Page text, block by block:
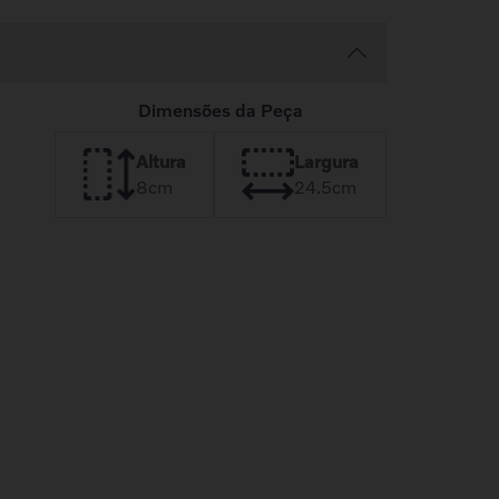
Dimensões da Peça
Altura
8cm
Largura
24.5cm